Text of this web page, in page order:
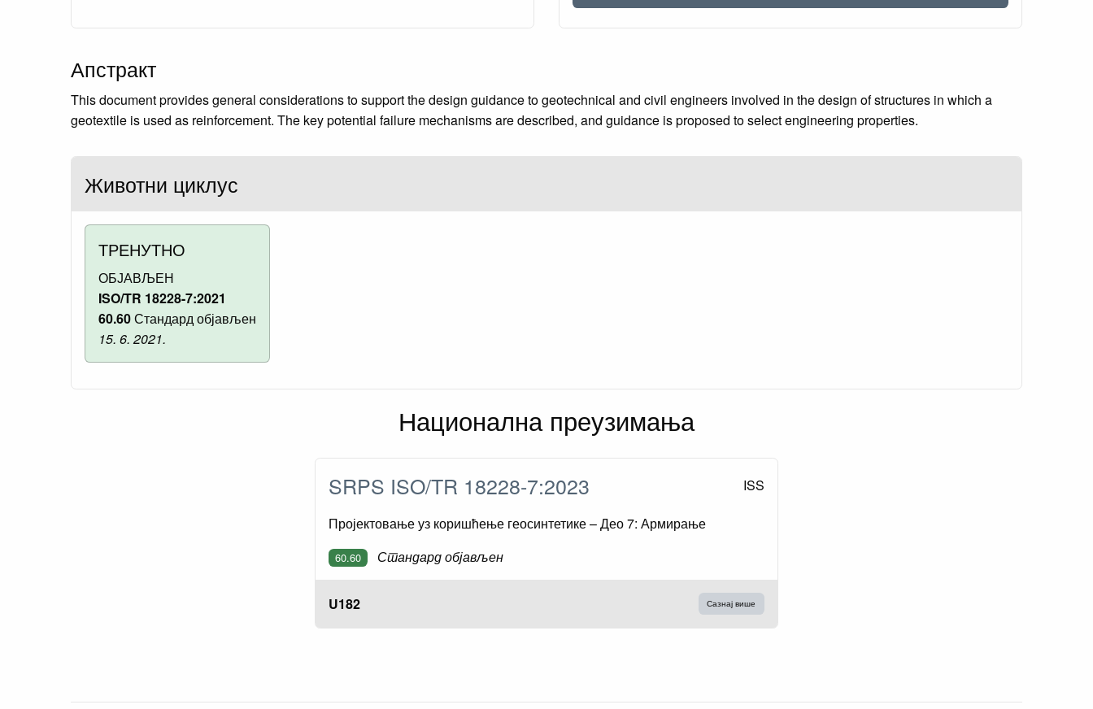
Апстракт
This document provides general considerations to support the design guidance to geotechnical and civil engineers involved in the design of structures in which a
geotextile is used as reinforcement. The key potential failure mechanisms are described, and guidance is proposed to select engineering properties.
Животни циклус
ТРЕНУТНО
ОБЈАВЉЕН
ISO/TR 18228-7:2021
60.60Стандард објављен
15. 6. 2021.
Национална преузимања
SRPS ISO/TR 18228-7:2023 ISS
Пројектовање уз коришћење геосинтетике – Део 7: Армирање
60.60 Стандард објављен
U182 Сазнај више